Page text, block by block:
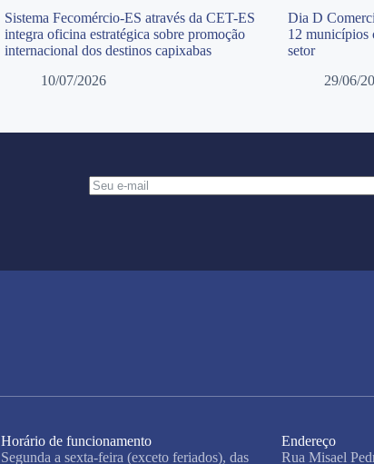
Sistema Fecomércio-ES através da CET-ES
integra oficina estratégica sobre promoção
internacional dos destinos capixabas
10/07/2026
Dia D
12 municípios
setor
29/06/
Horário de funcionamento
Segunda a sexta-feira (exceto feriados), das
Endereço
Rua Misael